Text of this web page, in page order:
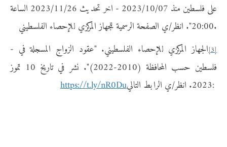
على فلسطين منذ 2023/10/07 - اخر تحديث 2023/11/26 الساعة
20:00". انظر/ي الصفحة الرسمية للجهاز المركزي للإحصاء الفلسطيني.
[3]
- الجهاز المركزي للإحصاء الفلسطيني. "عقود الزواج المسجلة في
فلسطين حسب المحافظة (2010-2022)". نشر في تاريخ 10 تموز
2023. انظر/ي الرابط التالي:
https://t.ly/nR0Du